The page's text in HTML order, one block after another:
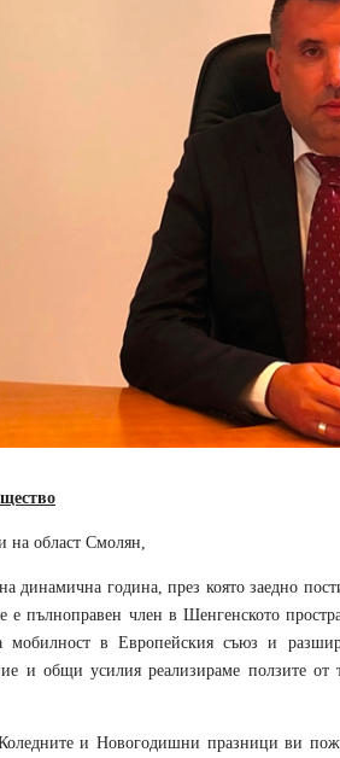
на област Смолян,
динамична година, през която заедно
е пълноправен член в Шенгенското
мобилност в Европейския съюз и
и общи усилия реализираме ползите
и Новогодишни празници ви